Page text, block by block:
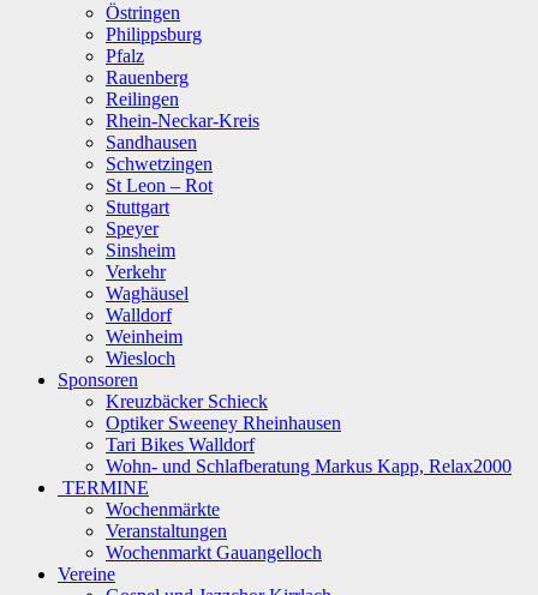
Östringen
Philippsburg
Pfalz
Rauenberg
Reilingen
Rhein-Neckar-Kreis
Sandhausen
Schwetzingen
St Leon – Rot
Stuttgart
Speyer
Sinsheim
Verkehr
Waghäusel
Walldorf
Weinheim
Wiesloch
Sponsoren
Kreuzbäcker Schieck
Optiker Sweeney Rheinhausen
Tari Bikes Walldorf
Wohn- und Schlafberatung Markus Kapp, Relax2000
TERMINE
Wochenmärkte
Veranstaltungen
Wochenmarkt Gauangelloch
Vereine